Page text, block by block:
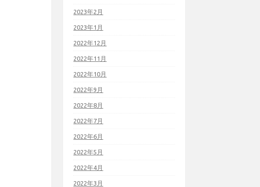
2023年2月
2023年1月
2022年12月
2022年11月
2022年10月
2022年9月
2022年8月
2022年7月
2022年6月
2022年5月
2022年4月
2022年3月